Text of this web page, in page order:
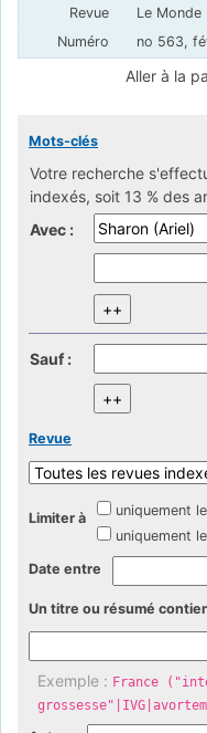
Le Monde
no 563,
Aller à la
Mots-clés
Votre recherche
indexés, soit 13 % des
Avec :
Sauf :
Revue
Limiter à uniquement
uniquement
Date entre
Un titre ou résumé
Exemple : France